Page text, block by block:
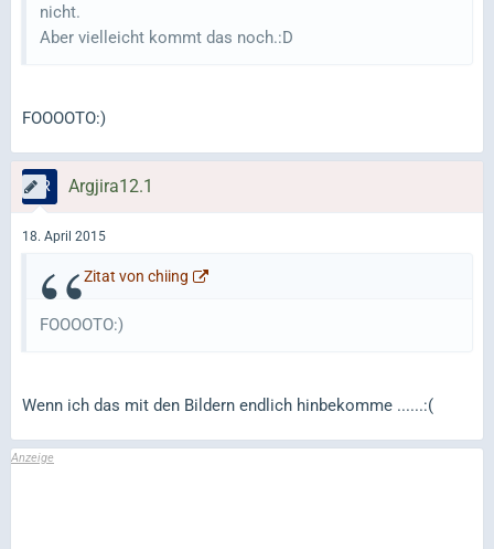
nicht.
Aber vielleicht kommt das noch.:D
FOOOOTO:)
Argjira12.1
18. April 2015
Zitat von chiing
FOOOOTO:)
Wenn ich das mit den Bildern endlich hinbekomme ......:(